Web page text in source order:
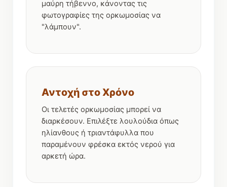
μαύρη τήβεννο, κάνοντας τις
φωτογραφίες της ορκωμοσίας να
"λάμπουν".
Αντοχή στο Χρόνο
Οι τελετές ορκωμοσίας μπορεί να
διαρκέσουν. Επιλέξτε λουλούδια όπως
ηλίανθους ή τριαντάφυλλα που
παραμένουν φρέσκα εκτός νερού για
αρκετή ώρα.